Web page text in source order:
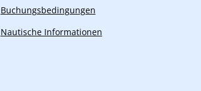
Buchungsbedingungen
Nautische Informationen